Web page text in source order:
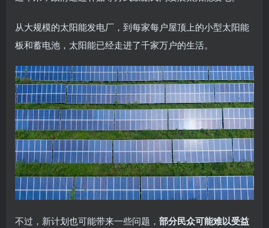
从大规模的太阳能发电厂，到每家每户屋顶上的小型太阳能
板和蓄电池，太阳能已经走进了千家万户的生活。
不过，新计划也可能带来一些问题， 部分民众可能难以受益